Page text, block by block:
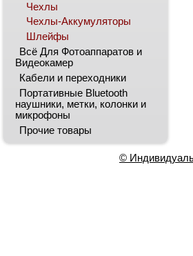
Чехлы
Чехлы-Аккумуляторы
Шлейфы
Всё Для Фотоаппаратов и
Видеокамер
Кабели и переходники
Портативные Bluetooth
наушники, метки, колонки и
микрофоны
Прочие товары
©